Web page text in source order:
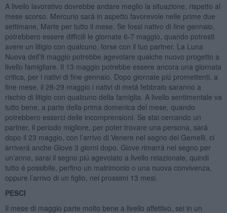
A livello lavorativo dovrebbe andare meglio la situazione, rispetto al
mese scorso. Mercurio sará in aspetto favorevole nelle prime due
settimane, Marte per tutto il mese. Se fossi nativo di fine gennaio,
potrebbero essere difficili le giornate 6-7 maggio, quando potresti
avere un litigio con qualcuno, forse con il tuo partner. La Luna
Nuova dell’8 maggio potrebbe agevolare qualche nuovo progetto a
livello famigliare. Il 13 maggio potrebbe essere ancora una giornata
critica, per i nativi di fine gennaio. Dopo giornate piú promettenti, a
fine mese, il 28-29 maggio i nativi di metá febbraio saranno a
rischio di litigio con qualcuno della famiglia. A livello sentimentale va
tutto bene, a parte della prima domenica del mese, quando
potrebbero esserci delle incomprensioni. Se stai cercando un
partner, il periodo migliore, per poter trovare una persona, sará
dopo il 23 maggio, con l’arrivo di Venere nel segno dei Gemelli, ci
arriverá anche Giove 3 giorni dopo. Giove rimarrá nel segno per
un’anno, sarai il segno piú agevolato a livello relazionale, quindi
tutto é possibile, perfino un matrimonio o una nuova convivenza,
oppure l’arrivo di un figlio, nei prossimi 13 mesi.
PESCI
Il mese di maggio parte molto bene a livello affettivo, sei in un